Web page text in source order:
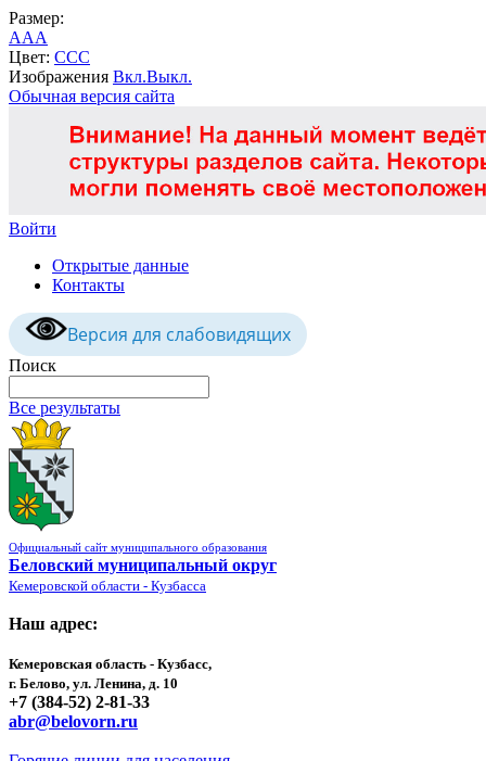
Размер:
AAA
Цвет: CCC
Изображения Вкл.Выкл.
Обычная версия сайта
Войти
Открытые данные
Контакты
Версия для слабовидящих
Поиск
Все результаты
Официальный сайт муниципального образования
Беловский муниципальный округ
Кемеровской области - Кузбасса
Наш адрес:
Кемеровская область - Кузбасс,
г. Белово, ул. Ленина, д. 10
+7 (384-52) 2-81-33
abr@belovorn.ru